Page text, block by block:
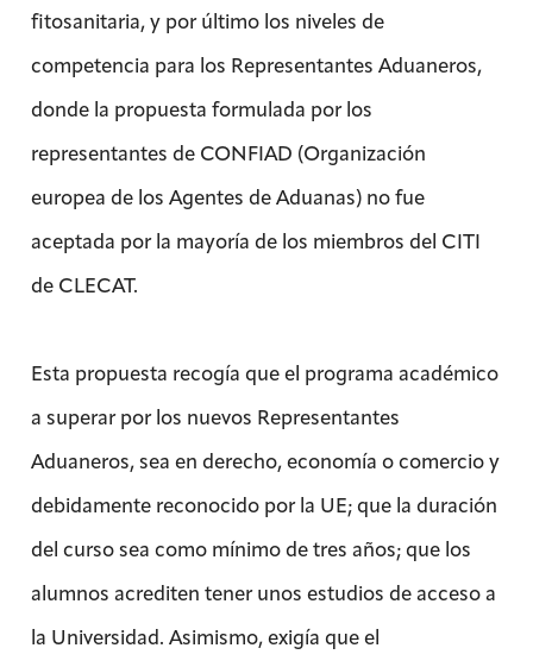
fitosanitaria, y por último los niveles de
competencia para los Representantes Aduaneros,
donde la propuesta formulada por los
representantes de CONFIAD (Organización
europea de los Agentes de Aduanas) no fue
aceptada por la mayoría de los miembros del CITI
de CLECAT.
Esta propuesta recogía que el programa académico
a superar por los nuevos Representantes
Aduaneros, sea en derecho, economía o comercio y
debidamente reconocido por la UE; que la duración
del curso sea como mínimo de tres años; que los
alumnos acrediten tener unos estudios de acceso a
la Universidad. Asimismo, exigía que el